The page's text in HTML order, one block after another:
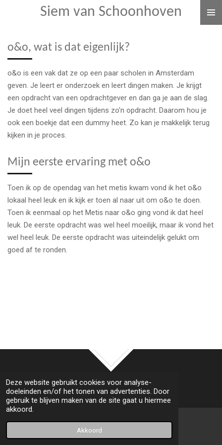
Deze website gebruikt cookies voor analyse-
doeleinden en/of het tonen van advertenties. Door
gebruik te blijven maken van de site gaat u hiermee
akkoord.
Akkoord
de
hoofdinhoud
Siem van Schoonhoven
o&o, wat is dat eigenlijk?
o&o is een vak dat ze op een paar scholen in Amsterdam
geven. Je leert er onderzoek en leert dingen maken. Je krijgt
een opdracht van een opdrachtgever en dan ga je aan de slag.
Je doet heel veel dingen tijdens zo'n opdracht. Daarom hou je
ook een boekje dat een dummy heet. Zo kan je makkelijk terug
kijken in je proces.
Mijn eerste ervaring met o&o
Toen ik op de opendag van het metis kwam vond ik het o&o
lokaal heel leuk en ik kijk er toen al naar uit om o&o te doen.
Toen ik eenmaal op het Metis naar o&o ging vond ik dat heel
leuk. De eerste opdracht was wel heel moeilijk, maar ik vond het
wel heel leuk. De eerste opdracht was uiteindelijk gelukt om
goed af te ronden.
© 2020 - 2026 Siemvs/o&o
Powered byJouwWeb
E-mailadres